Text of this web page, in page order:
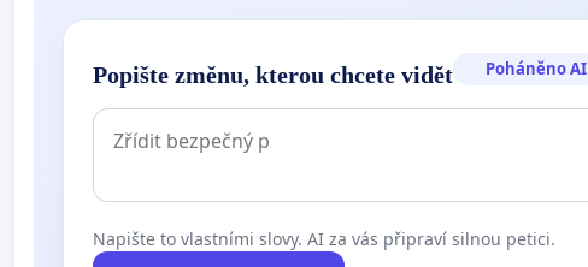
Popište změnu, kterou chcete vidět Poháněno AI
Napište to vlastními slovy. AI za vás připraví silnou petici.